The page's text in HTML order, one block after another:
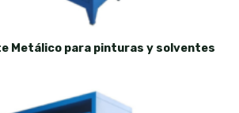
Metálico para pinturas y solventes